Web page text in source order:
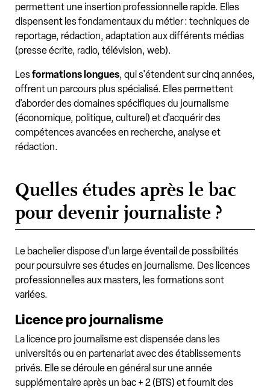
permettent une insertion professionnelle rapide. Elles
dispensent les fondamentaux du métier : techniques de
reportage, rédaction, adaptation aux différents médias
(presse écrite, radio, télévision, web).
Lesformations longues, qui s'étendent sur cinq années,
offrent un parcours plus spécialisé. Elles permettent
d'aborder des domaines spécifiques du journalisme
(économique, politique, culturel) et d'acquérir des
compétences avancées en recherche, analyse et
rédaction.
Quelles études après le bac
pour devenir journaliste ?
Le bachelier dispose d'un large éventail de possibilités
pour poursuivre ses études en journalisme. Des licences
professionnelles aux masters, les formations sont
variées.
Licence pro journalisme
La licence pro journalisme est dispensée dans les
universités ou en partenariat avec des établissements
privés. Elle se déroule en général sur une année
supplémentaire après un bac + 2 (BTS) et fournit des